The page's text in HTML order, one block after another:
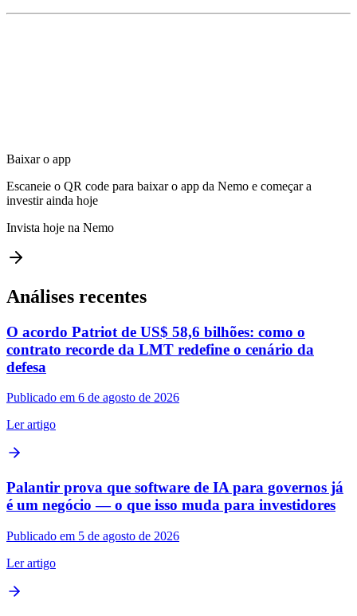
Baixar o app
Escaneie o QR code para baixar o app da Nemo e começar a
investir ainda hoje
Invista hoje na Nemo
Análises recentes
O acordo Patriot de US$ 58,6 bilhões: como o
contrato recorde da LMT redefine o cenário da
defesa
Publicado em 6 de agosto de 2026
Ler artigo
Palantir prova que software de IA para governos já
é um negócio — o que isso muda para investidores
Publicado em 5 de agosto de 2026
Ler artigo